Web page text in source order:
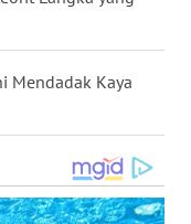
Mendadak Kaya